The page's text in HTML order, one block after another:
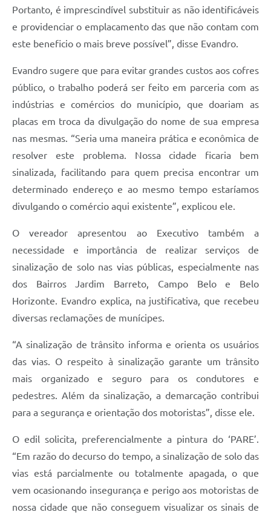
Portanto, é imprescindível substituir as não identificáveis
e providenciar o emplacamento das que não contam com
este beneficio o mais breve possível”, disse Evandro.
Evandro sugere que para evitar grandes custos aos cofres
público, o trabalho poderá ser feito em parceria com as
indústrias e comércios do município, que doariam as
placas em troca da divulgação do nome de sua empresa
nas mesmas. “Seria uma maneira prática e econômica de
resolver este problema. Nossa cidade ficaria bem
sinalizada, facilitando para quem precisa encontrar um
determinado endereço e ao mesmo tempo estaríamos
divulgando o comércio aqui existente”, explicou ele.
O vereador apresentou ao Executivo também a
necessidade e importância de realizar serviços de
sinalização de solo nas vias públicas, especialmente nas
dos Bairros Jardim Barreto, Campo Belo e Belo
Horizonte. Evandro explica, na justificativa, que recebeu
diversas reclamações de munícipes.
“A sinalização de trânsito informa e orienta os usuários
das vias. O respeito à sinalização garante um trânsito
mais organizado e seguro para os condutores e
pedestres. Além da sinalização, a demarcação contribui
para a segurança e orientação dos motoristas”, disse ele.
O edil solicita, preferencialmente a pintura do ‘PARE’.
“Em razão do decurso do tempo, a sinalização de solo das
vias está parcialmente ou totalmente apagada, o que
vem ocasionando insegurança e perigo aos motoristas de
nossa cidade que não conseguem visualizar os sinais de